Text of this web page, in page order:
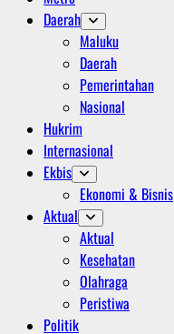
Daerah
Maluku
Daerah
Pemerintahan
Nasional
Hukrim
Internasional
Ekbis
Ekonomi & Bisnis
Aktual
Aktual
Kesehatan
Olahraga
Peristiwa
Politik